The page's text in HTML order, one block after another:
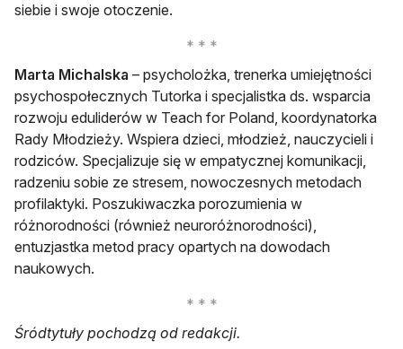
siebie i swoje otoczenie.
Marta Michalska – psycholożka, trenerka umiejętności
psychospołecznych Tutorka i specjalistka ds. wsparcia
rozwoju eduliderów w Teach for Poland, koordynatorka
Rady Młodzieży. Wspiera dzieci, młodzież, nauczycieli i
rodziców. Specjalizuje się w empatycznej komunikacji,
radzeniu sobie ze stresem, nowoczesnych metodach
profilaktyki. Poszukiwaczka porozumienia w
różnorodności (również neuroróżnorodności),
entuzjastka metod pracy opartych na dowodach
naukowych.
Śródtytuły pochodzą od redakcji.